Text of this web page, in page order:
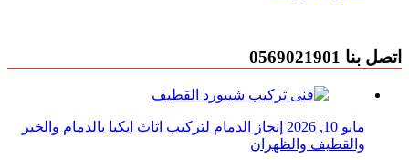
اتصل بنا 0569021901
مايو 10, 2026
إنجاز الدمام لتركيب اثاث ايكيا بالدمام والخبر
والقطيف والظهران